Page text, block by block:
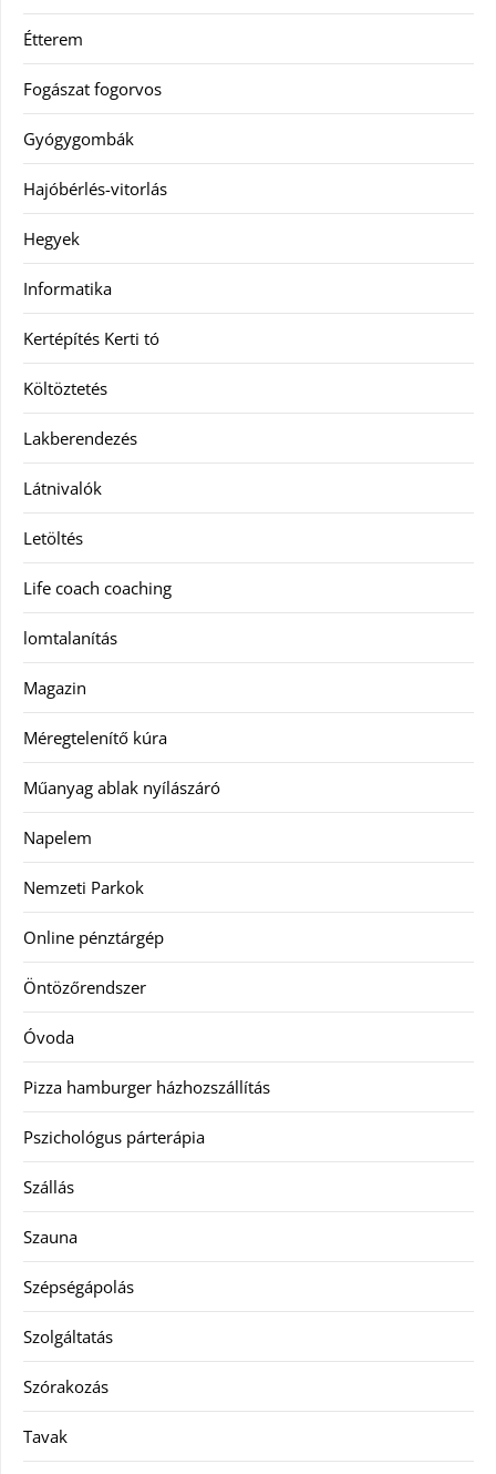
Étterem
Fogászat fogorvos
Gyógygombák
Hajóbérlés-vitorlás
Hegyek
Informatika
Kertépítés Kerti tó
Költöztetés
Lakberendezés
Látnivalók
Letöltés
Life coach coaching
lomtalanítás
Magazin
Méregtelenítő kúra
Műanyag ablak nyílászáró
Napelem
Nemzeti Parkok
Online pénztárgép
Öntözőrendszer
Óvoda
Pizza hamburger házhozszállítás
Pszichológus párterápia
Szállás
Szauna
Szépségápolás
Szolgáltatás
Szórakozás
Tavak